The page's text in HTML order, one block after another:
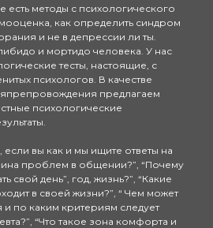
есть методы с психологического
как определить синдром
и не в депрессии ли ты.
и мортидо человека. У нас
тесты, настоящие, с
психологов. В качестве
предлагаем
психологические
если вы как и мы ищите ответы на
проблем в общении?”, “Почему
свой день”, год, жизнь?”, “Какие
в своей жизни?”, “ Чем может
по каким критериям следует
“Что такое зона комфорта и